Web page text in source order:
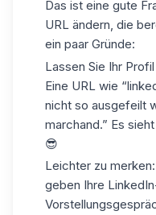
Das ist eine gute
URL ändern, die
ein paar Gründe:
Lassen Sie Ihr
Eine URL wie
nicht so ausgefeilt
marchand.” Es
😎
Leichter zu merken
geben Ihre